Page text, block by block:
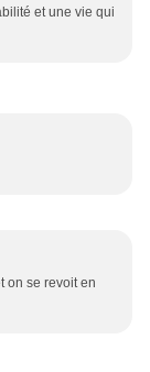
et une vie qui
on se revoit en